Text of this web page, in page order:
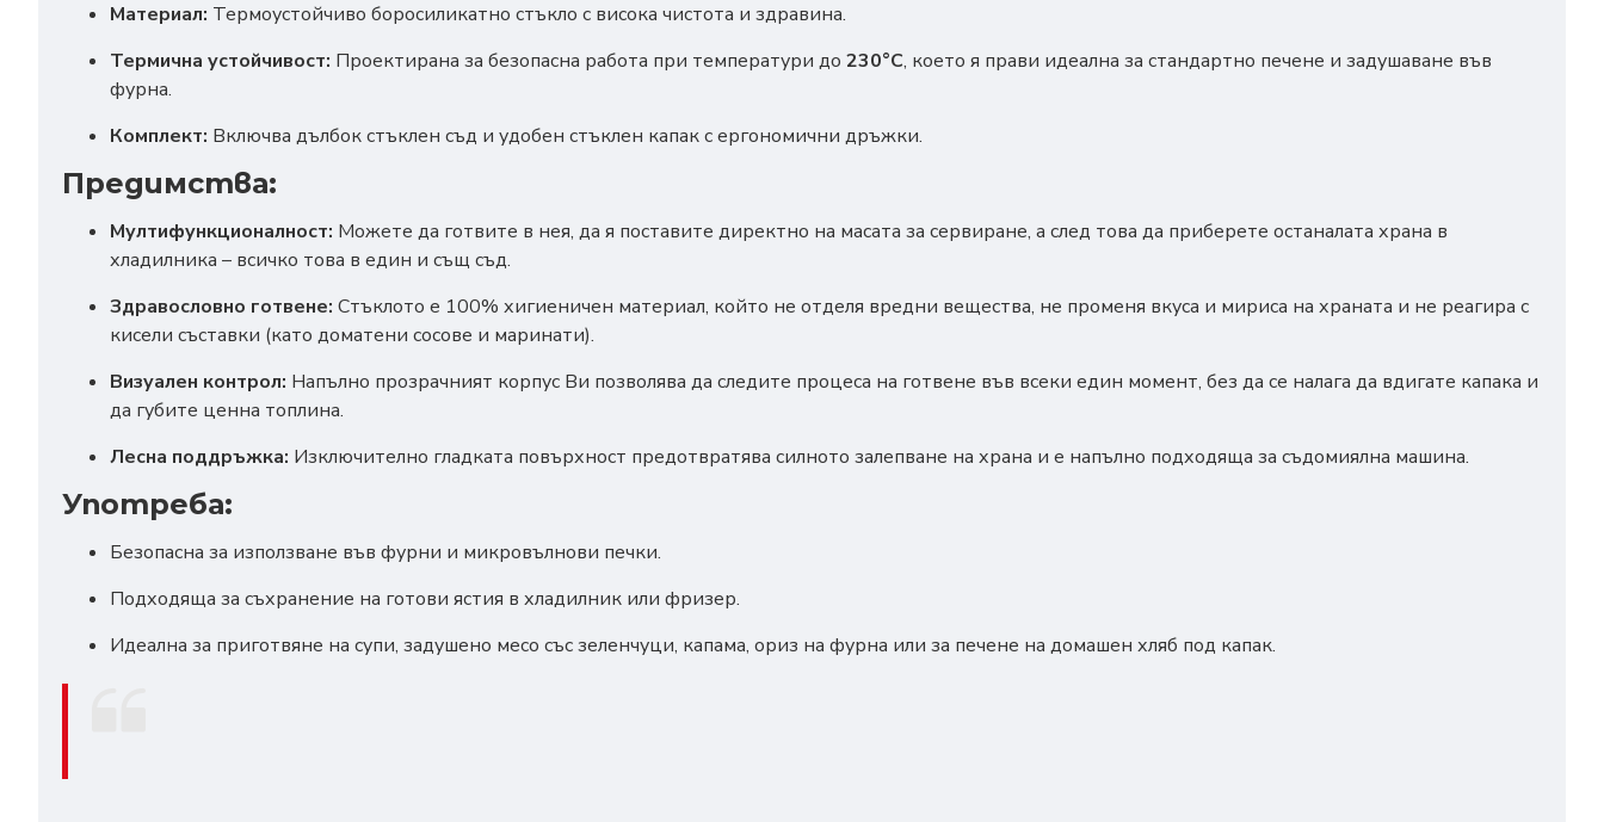
Материал: Термоустойчиво боросиликатно стъкло с висока чистота и здравина.
Термична устойчивост: Проектирана за безопасна работа при температури до 230°C, което я прави идеална за стандартно печене и задушаване във
фурна.
Комплект: Включва дълбок стъклен съд и удобен стъклен капак с ергономични дръжки.
Предимства:
Мултифункционалност: Можете да готвите в нея, да я поставите директно на масата за сервиране, а след това да приберете останалата храна в
хладилника – всичко това в един и същ съд.
Здравословно готвене: Стъклото е 100% хигиеничен материал, който не отделя вредни вещества, не променя вкуса и мириса на храната и не реагира с
кисели съставки (като доматени сосове и маринати).
Визуален контрол: Напълно прозрачният корпус Ви позволява да следите процеса на готвене във всеки един момент, без да се налага да вдигате капака и
да губите ценна топлина.
Лесна поддръжка: Изключително гладката повърхност предотвратява силното залепване на храна и е напълно подходяща за съдомиялна машина.
Употреба:
Безопасна за използване във фурни и микровълнови печки.
Подходяща за съхранение на готови ястия в хладилник или фризер.
Идеална за приготвяне на супи, задушено месо със зеленчуци, капама, ориз на фурна или за печене на домашен хляб под капак.